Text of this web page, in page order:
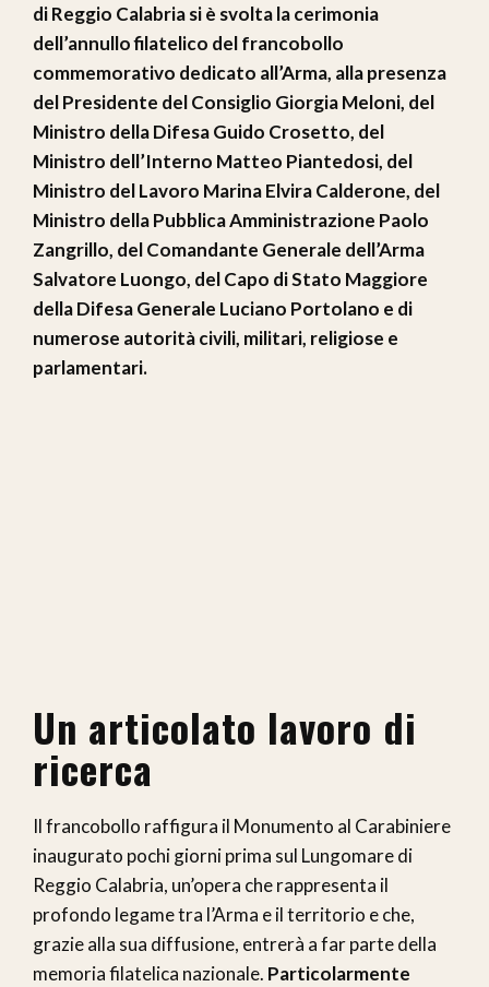
di Reggio Calabria si è svolta la cerimonia
dell’annullo filatelico del francobollo
commemorativo dedicato all’Arma, alla presenza
del Presidente del Consiglio Giorgia Meloni, del
Ministro della Difesa Guido Crosetto, del
Ministro dell’Interno Matteo Piantedosi, del
Ministro del Lavoro Marina Elvira Calderone, del
Ministro della Pubblica Amministrazione Paolo
Zangrillo, del Comandante Generale dell’Arma
Salvatore Luongo, del Capo di Stato Maggiore
della Difesa Generale Luciano Portolano e di
numerose autorità civili, militari, religiose e
parlamentari.
Un articolato lavoro di
ricerca
Il francobollo raffigura il Monumento al Carabiniere
inaugurato pochi giorni prima sul Lungomare di
Reggio Calabria, un’opera che rappresenta il
profondo legame tra l’Arma e il territorio e che,
grazie alla sua diffusione, entrerà a far parte della
memoria filatelica nazionale. Particolarmente